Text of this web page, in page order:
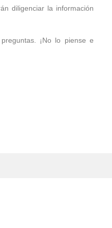
diligenciar la información
¡No lo piense e